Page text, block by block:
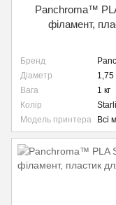
Panchroma™
філамент,
Бренд
Діаметр
Вага
1 кг
Колір
Модель принтера
Всі